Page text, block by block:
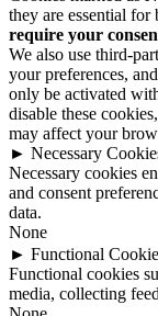
they are essential
require your
We also use third-
your preferences,
only be activated
disable these
may affect your
► Necessary
Necessary cookies
and consent
data.
None
► Functional
Functional cookies
media, collecting